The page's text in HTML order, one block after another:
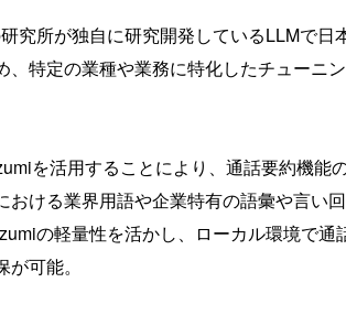
究所が独自に研究開発しているLLMで
、特定の業種や業務に特化したチューニ
を活用することにより、通話要約機能
おける業界用語や企業特有の語彙や言い
の軽量性を活かし、ローカル環境で
可能。